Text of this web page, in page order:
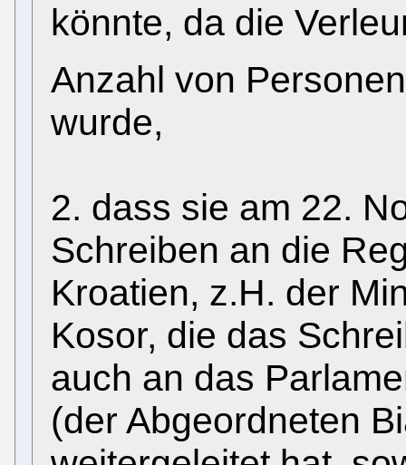
könnte, da die
Anzahl von
wurde,
2. dass sie am 22.
Schreiben an die
Kroatien, z.H. der
Kosor, die das
auch an das
(der Abgeordneten